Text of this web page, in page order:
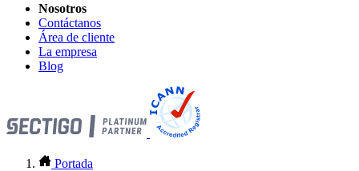
Nosotros
Contáctanos
Área de cliente
La empresa
Blog
Portada